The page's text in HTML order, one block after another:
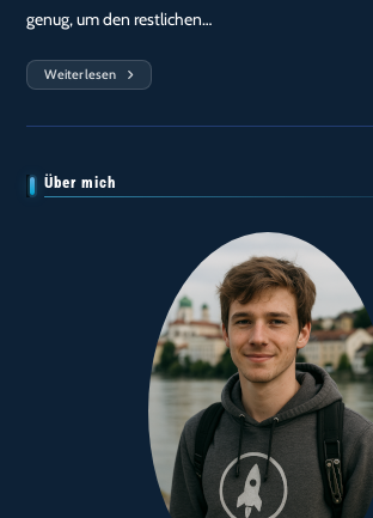
genug, um den restlichen…
Weiterlesen
Tag
Ich
Die
~70%
Über mich